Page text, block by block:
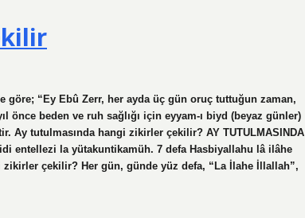
göre; “Ey Ebû Zerr, her ayda üç gün oruç tuttuğun zaman,
önce beden ve ruh sağlığı için eyyam-ı biyd (beyaz günler)
Ay tutulmasında hangi zikirler çekilir? AY TUTULMASINDA
entellezi la yütakuntikamüh. 7 defa Hasbiyallahu lâ ilâhe
çekilir? Her gün, günde yüz defa, “La İlahe İllallah”,